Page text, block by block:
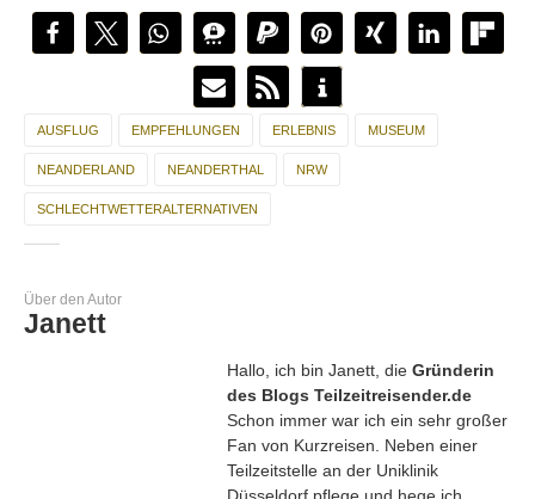
AUSFLUG EMPFEHLUNGEN ERLEBNIS MUSEUM
NEANDERLAND NEANDERTHAL NRW
SCHLECHTWETTERALTERNATIVEN
Über den Autor
Janett
Hallo, ich bin Janett, die Gründerin
des Blogs Teilzeitreisender.de
Schon immer war ich ein sehr großer
Fan von Kurzreisen. Neben einer
Teilzeitstelle an der Uniklinik
Düsseldorf pflege und hege ich